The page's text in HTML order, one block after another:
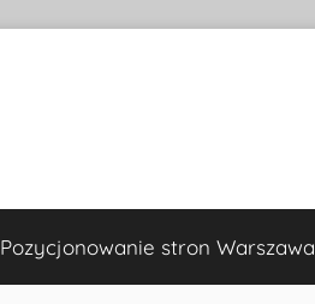
Pozycjonowanie stron Warszawa